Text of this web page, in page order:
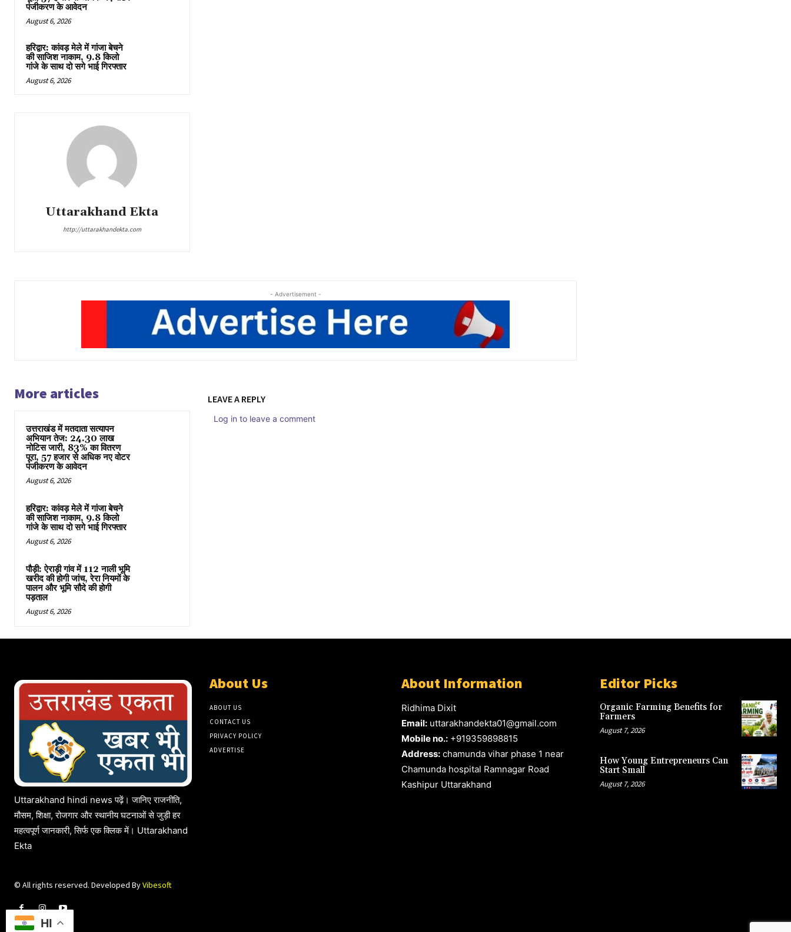
पंजीकरण के आवेदन
August 6, 2026
हरिद्वार: कांवड़ मेले में गांजा बेचने
की साजिश नाकाम, 9.8 किलो
गांजे के साथ दो सगे भाई गिरफ्तार
August 6, 2026
Uttarakhand Ekta
http://uttarakhandekta.com
- Advertisement -
More articles
उत्तराखंड में मतदाता सत्यापन
अभियान तेज: 24.30 लाख
नोटिस जारी, 83% का वितरण
पूरा, 57 हजार से अधिक नए वोटर
पंजीकरण के आवेदन
August 6, 2026
हरिद्वार: कांवड़ मेले में गांजा बेचने
की साजिश नाकाम, 9.8 किलो
गांजे के साथ दो सगे भाई गिरफ्तार
August 6, 2026
पौड़ी: ऐराड़ी गांव में 112 नाली भूमि
खरीद की होगी जांच, रेरा नियमों के
पालन और भूमि सौदे की होगी
पड़ताल
August 6, 2026
LEAVE A REPLY
Log in to leave a comment
Uttarakhand hindi news पढ़ें। जानिए राजनीति,
मौसम, शिक्षा, रोजगार और स्थानीय घटनाओं से जुड़ी हर
महत्वपूर्ण जानकारी, सिर्फ एक क्लिक में। Uttarakhand
Ekta
© All rights reserved. Developed ByVibesoft
About Us
ABOUT US
CONTACT US
PRIVACY POLICY
ADVERTISE
About Information
Ridhima Dixit
Email: uttarakhandekta01@gmail.com
Mobile no.: +919359898815
Address: chamunda vihar phase 1 near
Chamunda hospital Ramnagar Road
Kashipur Uttarakhand
Editor Picks
Organic Farming Benefits for
Farmers
August 7, 2026
How Young Entrepreneurs Can
Start Small
August 7, 2026
HI